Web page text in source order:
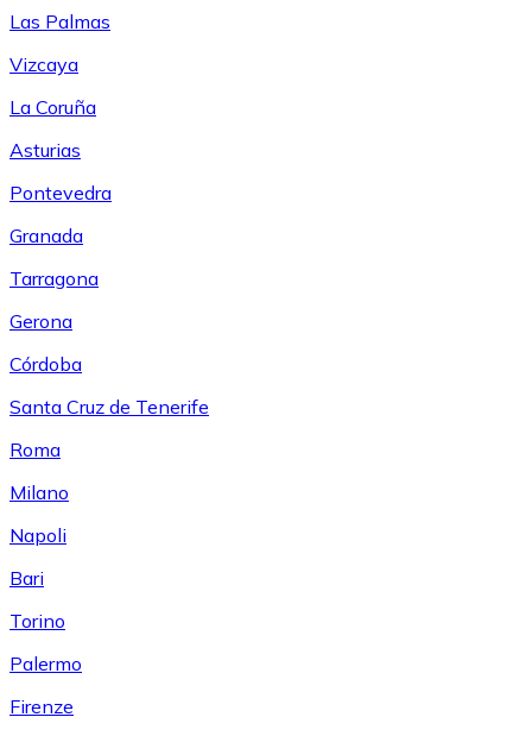
Las Palmas
Vizcaya
La Coruña
Asturias
Pontevedra
Granada
Tarragona
Gerona
Córdoba
Santa Cruz de Tenerife
Roma
Milano
Napoli
Bari
Torino
Palermo
Firenze